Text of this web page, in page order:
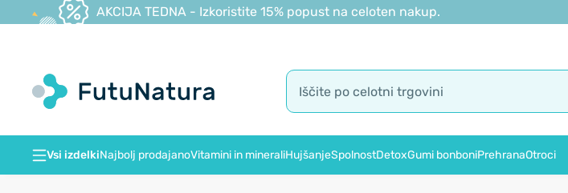
AKCIJA TEDNA - Izkoristite 15% popust na celoten nakup.
Vsi izdelkiNajbolj prodajanoVitamini in mineraliHujšanjeSpolnostDetoxGumi bonboniPrehranaOtroci